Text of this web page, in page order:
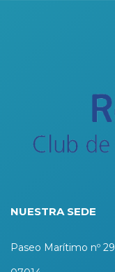
NUESTRA SEDE
Paseo Marítimo nº 29